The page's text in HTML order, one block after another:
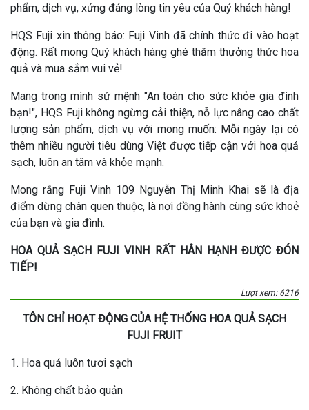
phẩm, dịch vụ, xứng đáng lòng tin yêu của Quý khách hàng!
HQS Fuji xin thông báo: Fuji Vinh đã chính thức đi vào hoạt
động. Rất mong Quý khách hàng ghé thăm thưởng thức hoa
quả và mua sắm vui vẻ!
Mang trong mình sứ mệnh "An toàn cho sức khỏe gia đình
bạn!", HQS Fuji không ngừng cải thiện, nỗ lực nâng cao chất
lượng sản phẩm, dịch vụ với mong muốn: Mỗi ngày lại có
thêm nhiều người tiêu dùng Việt được tiếp cận với hoa quả
sạch, luôn an tâm và khỏe mạnh.
Mong rằng Fuji Vinh 109 Nguyễn Thị Minh Khai sẽ là địa
điểm dừng chân quen thuộc, là nơi đồng hành cùng sức khoẻ
của bạn và gia đình.
HOA QUẢ SẠCH FUJI VINH RẤT HÂN HẠNH ĐƯỢC ĐÓN
TIẾP!
Lượt xem: 6216
TÔN CHỈ HOẠT ĐỘNG CỦA HỆ THỐNG HOA QUẢ SẠCH
FUJI FRUIT
1. Hoa quả luôn tươi sạch
2. Không chất bảo quản